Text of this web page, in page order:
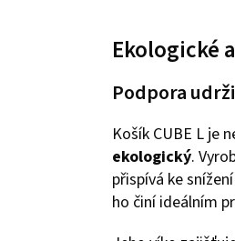
Ekologické
Podpora
Košík CUBE L je
ekologický.
přispívá ke
ho činí ideálním